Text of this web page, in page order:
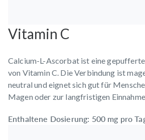
Vitamin C
Calcium-L-Ascorbat ist eine
von Vitamin C. Die Verbindung ist
neutral und eignet sich gut für
Magen oder zur langfristigen
Enthaltene Dosierung: 500 mg pro